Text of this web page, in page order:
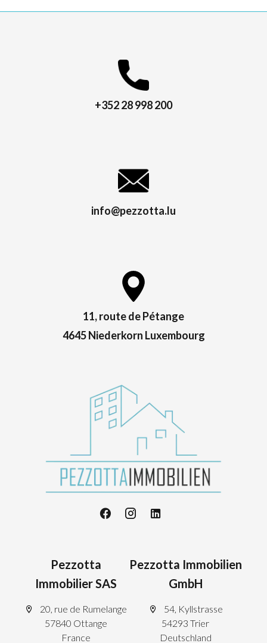
+352 28 998 200
info@pezzotta.lu
11, route de Pétange
4645 Niederkorn Luxembourg
Pezzotta
Immobilier SAS
20, rue de Rumelange
57840 Ottange
France
Pezzotta Immobilien
GmbH
54, Kyllstrasse
54293 Trier
Deutschland